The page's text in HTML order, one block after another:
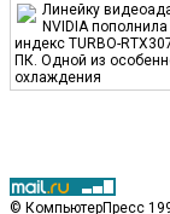
Линейку
NVIDIA
индекс TURBO-
ПК. Одной из
охлаждения
© КомпьютерПресс